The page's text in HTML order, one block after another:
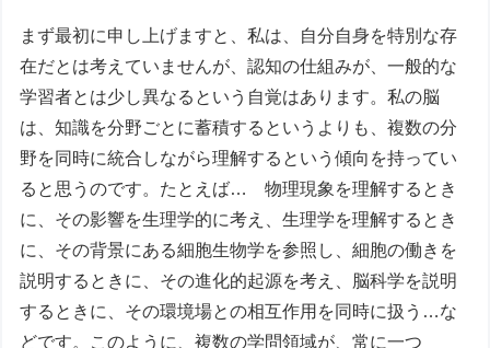
まず最初に申し上げますと、私は、自分自身を特別な存
在だとは考えていませんが、認知の仕組みが、一般的な
学習者とは少し異なるという自覚はあります。私の脳
は、知識を分野ごとに蓄積するというよりも、複数の分
野を同時に統合しながら理解するという傾向を持ってい
ると思うのです。たとえば… 物理現象を理解するとき
に、その影響を生理学的に考え、生理学を理解するとき
に、その背景にある細胞生物学を参照し、細胞の働きを
説明するときに、その進化的起源を考え、脳科学を説明
するときに、その環境場との相互作用を同時に扱う…な
どです。このように、複数の学問領域が、常に一つ